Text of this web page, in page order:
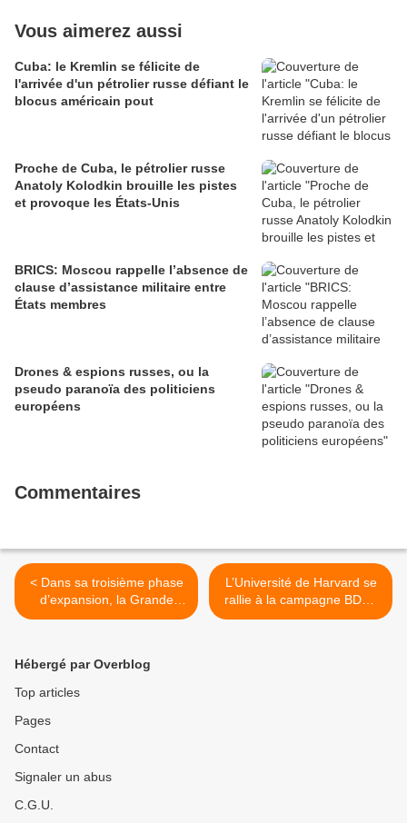
Vous aimerez aussi
Cuba: le Kremlin se félicite de
l'arrivée d'un pétrolier russe défiant le
blocus américain pout
Proche de Cuba, le pétrolier russe
Anatoly Kolodkin brouille les pistes
et provoque les États-Unis
BRICS: Moscou rappelle l’absence de
clause d’assistance militaire entre
États membres
Drones & espions russes, ou la
pseudo paranoïa des politiciens
européens
Commentaires
< Dans sa troisième phase
d’expansion, la Grande
Mosquée accueille dix-neuf
L’Université de Harvard se
rallie à la campagne BDS !
>
Hébergé par Overblog
Top articles
Pages
Contact
Signaler un abus
C.G.U.